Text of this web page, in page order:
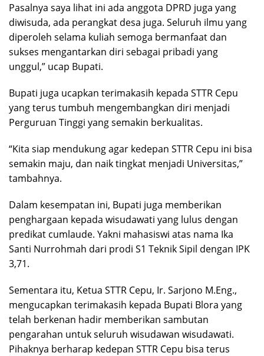
Pasalnya saya lihat ini ada anggota DPRD juga yang
diwisuda, ada perangkat desa juga. Seluruh ilmu yang
diperoleh selama kuliah semoga bermanfaat dan
sukses mengantarkan diri sebagai pribadi yang
unggul,” ucap Bupati.
Bupati juga ucapkan terimakasih kepada STTR Cepu
yang terus tumbuh mengembangkan diri menjadi
Perguruan Tinggi yang semakin berkualitas.
“Kita siap mendukung agar kedepan STTR Cepu ini bisa
semakin maju, dan naik tingkat menjadi Universitas,”
tambahnya.
Dalam kesempatan ini, Bupati juga memberikan
penghargaan kepada wisudawati yang lulus dengan
predikat cumlaude. Yakni mahasiswi atas nama Ika
Santi Nurrohmah dari prodi S1 Teknik Sipil dengan IPK
3,71.
Sementara itu, Ketua STTR Cepu, Ir. Sarjono M.Eng.,
mengucapkan terimakasih kepada Bupati Blora yang
telah berkenan hadir memberikan sambutan
pengarahan untuk seluruh wisudawan wisudawati.
Pihaknya berharap kedepan STTR Cepu bisa terus